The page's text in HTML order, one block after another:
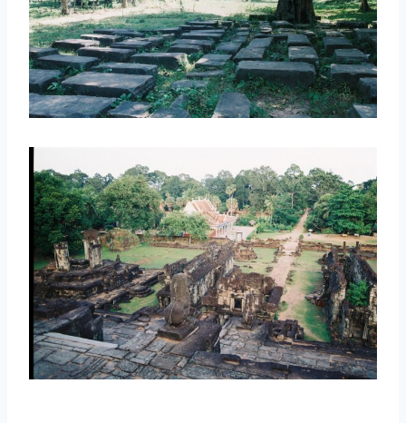
取消 搜索